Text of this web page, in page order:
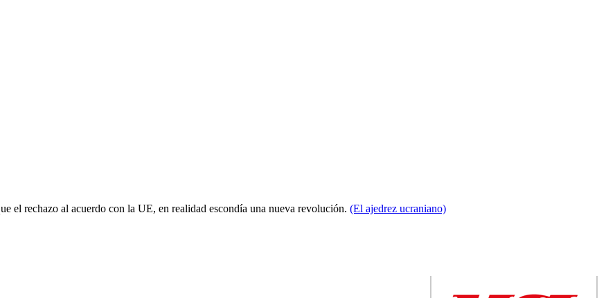
el rechazo al acuerdo con la UE, en realidad escondía una nueva revolución. (El ajedrez ucraniano)